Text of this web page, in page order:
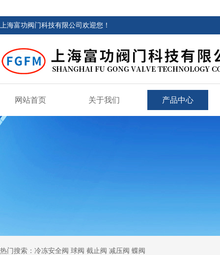
上海富功阀门科技有限公司欢迎您！
网站首页 关于我们 产品中心
热门搜索：冷冻安全阀 球阀 截止阀 减压阀 蝶阀